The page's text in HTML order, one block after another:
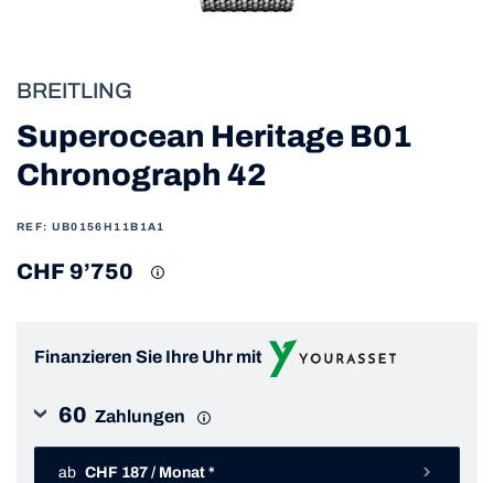
BREITLING
Superocean Heritage B01
Chronograph 42
REF: UB0156H11B1A1
CHF 9’750
Finanzieren Sie Ihre Uhr mit
60 Zahlungen
ab CHF 187 / Monat *